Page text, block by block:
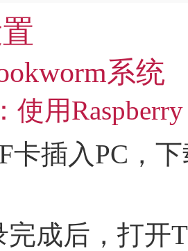
系统
使用
卡插入PC，
完成后，打开